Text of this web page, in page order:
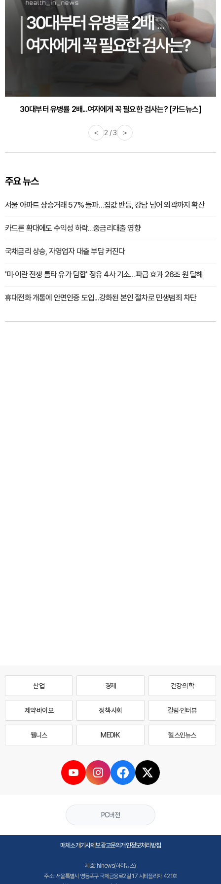
30대부터 유병률 2배...여자에게 꼭 필요한 검사는? [카드뉴스]
감기·독감 예방하고 면역력 높이는 4가지 영양제 [카드뉴스]
< 2 / 3 >
주요 뉴스
서울 아파트 상승거래 57% 돌파…집값 반등, 강남 넘어 외곽까지 확산
카드론 확대에도 수익성 하락…중금리대출 영향
국채금리 상승, 자영업자 대출 부담 커진다
'미·이란 전쟁 틈타 유가 담합' 정유 4사 기소…파급 효과 26조 원 달해
휴대전화 개통에 안면인증 도입...강화된 본인 절차로 민생범죄 차단
산업 경제 건강·의학
제약·바이오 정책·사회 칼럼·인터뷰
웰니스 MEDI·K 헬스인뉴스
PC버전
매체소개기사제보광고문의개인정보처리방침
제호: hinews(하이뉴스)
주소: 서울특별시 영등포구 국제금융로2길 17 시티플라자 421호